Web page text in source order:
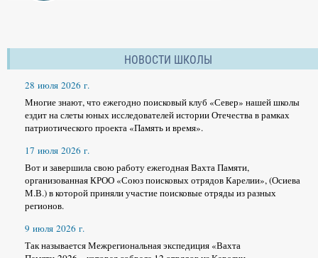
НОВОСТИ ШКОЛЫ
28 июля 2026 г.
Многие знают, что ежегодно поисковый клуб «Север» нашей школы
ездит на слеты юных исследователей истории Отечества в рамках
патриотического проекта «Память и время».
17 июля 2026 г.
Вот и завершила свою работу ежегодная Вахта Памяти,
организованная КРОО «Союз поисковых отрядов Карелии», (Осиева
М.В.) в которой приняли участие поисковые отряды из разных
регионов.
9 июля 2026 г.
Так называется Межрегиональная экспедиция «Вахта